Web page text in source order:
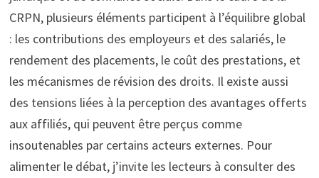
CRPN, plusieurs éléments participent à l’équilibre global
: les contributions des employeurs et des salariés, le
rendement des placements, le coût des prestations, et
les mécanismes de révision des droits. Il existe aussi
des tensions liées à la perception des avantages offerts
aux affiliés, qui peuvent être perçus comme
insoutenables par certains acteurs externes. Pour
alimenter le débat, j’invite les lecteurs à consulter des